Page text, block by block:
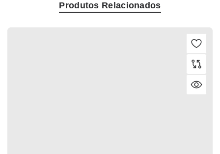
Produtos Relacionados